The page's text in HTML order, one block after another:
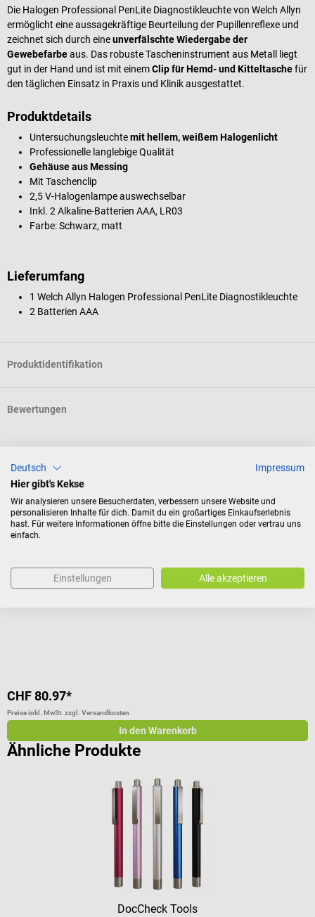
Die Halogen Professional PenLite Diagnostikleuchte von Welch Allyn
ermöglicht eine aussagekräftige Beurteilung der Pupillenreflexe und
zeichnet sich durch eineunverfälschte Wiedergabe der
Gewebefarbeaus. Das robuste Tascheninstrument aus Metall liegt
gut in der Hand und ist mit einemClip für Hemd- und Kitteltaschefür
den täglichen Einsatz in Praxis und Klinik ausgestattet.
Produktdetails
Untersuchungsleuchtemit hellem, weißem Halogenlicht
Professionelle langlebige Qualität
Gehäuse aus Messing
Mit Taschenclip
2,5 V-Halogenlampe auswechselbar
Inkl. 2 Alkaline-Batterien AAA, LR03
Farbe: Schwarz, matt
Lieferumfang
1 Welch Allyn Halogen Professional PenLite Diagnostikleuchte
2 Batterien AAA
Produktidentifikation
Bewertungen
Kunden kauften auch
HEINE Optotechnik
HEINE mini-c LED Cliplampe
CHF 80.97*
Preise inkl. MwSt. zzgl. Versandkosten
In den Warenkorb
Ähnliche Produkte
DocCheck Tools
Deutsch
Impressum
Hier gibt's Kekse
Wir analysieren unsere Besucherdaten, verbessern unsere Website und
personalisieren Inhalte für dich. Damit du ein großartiges Einkaufserlebnis
hast. Für weitere Informationen öffne bitte die Einstellungen oder vertrau uns
einfach.
Einstellungen Alle akzeptieren